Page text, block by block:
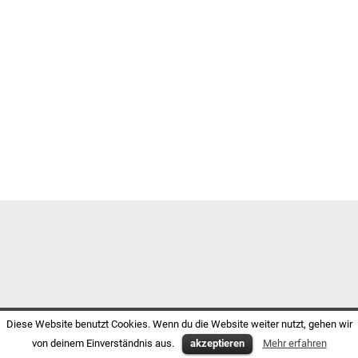
Diese Website benutzt Cookies. Wenn du die Website weiter nutzt, gehen wir
von deinem Einverständnis aus.
akzeptieren Mehr erfahren